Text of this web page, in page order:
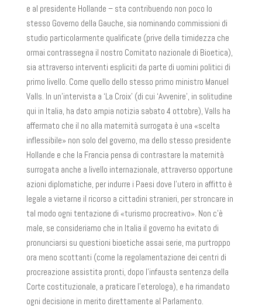
e al presidente Hollande – sta contribuendo non poco lo
stesso Governo della Gauche, sia nominando commissioni di
studio particolarmente qualificate (prive della timidezza che
ormai contrassegna il nostro Comitato nazionale di Bioetica),
sia attraverso interventi espliciti da parte di uomini politici di
primo livello. Come quello dello stesso primo ministro Manuel
Valls. In un’intervista a ‘La Croix’ (di cui ‘Avvenire’, in solitudine
qui in Italia, ha dato ampia notizia sabato 4 ottobre), Valls ha
affermato che il no alla maternità surrogata è una «scelta
inflessibile» non solo del governo, ma dello stesso presidente
Hollande e che la Francia pensa di contrastare la maternità
surrogata anche a livello internazionale, attraverso opportune
azioni diplomatiche, per indurre i Paesi dove l’utero in affitto è
legale a vietarne il ricorso a cittadini stranieri, per stroncare in
tal modo ogni tentazione di «turismo procreativo». Non c’è
male, se consideriamo che in Italia il governo ha evitato di
pronunciarsi su questioni bioetiche assai serie, ma purtroppo
ora meno scottanti (come la regolamentazione dei centri di
procreazione assistita pronti, dopo l’infausta sentenza della
Corte costituzionale, a praticare l’eterologa), e ha rimandato
ogni decisione in merito direttamente al Parlamento.